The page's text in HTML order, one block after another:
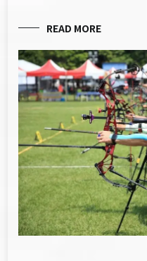
READ MORE